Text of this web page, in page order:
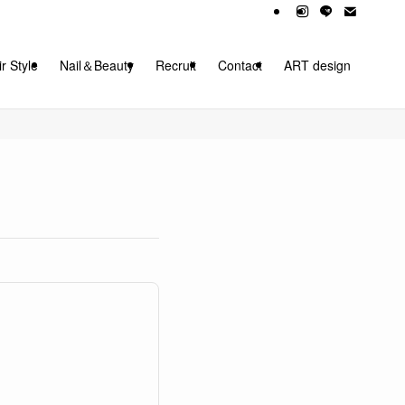
Style Nail＆Beauty Recruit Contact ART design